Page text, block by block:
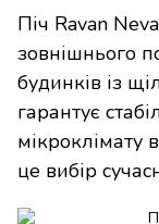
Піч Ravan
зовнішнього
будинків із
гарантує
мікроклімату
це вибір